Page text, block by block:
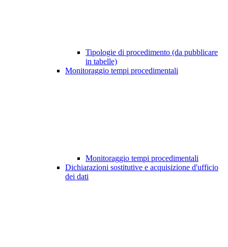
Tipologie di procedimento (da pubblicare
in tabelle)
Monitoraggio tempi procedimentali
Monitoraggio tempi procedimentali
Dichiarazioni sostitutive e acquisizione d'ufficio
dei dati